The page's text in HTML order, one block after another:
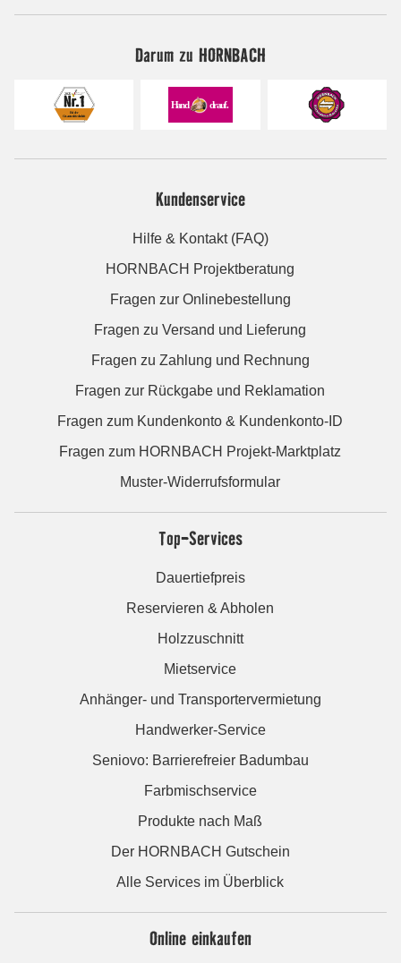
Darum zu HORNBACH
Kundenservice
Hilfe & Kontakt (FAQ)
HORNBACH Projektberatung
Fragen zur Onlinebestellung
Fragen zu Versand und Lieferung
Fragen zu Zahlung und Rechnung
Fragen zur Rückgabe und Reklamation
Fragen zum Kundenkonto & Kundenkonto-ID
Fragen zum HORNBACH Projekt-Marktplatz
Muster-Widerrufsformular
Top-Services
Dauertiefpreis
Reservieren & Abholen
Holzzuschnitt
Mietservice
Anhänger- und Transportervermietung
Handwerker-Service
Seniovo: Barrierefreier Badumbau
Farbmischservice
Produkte nach Maß
Der HORNBACH Gutschein
Alle Services im Überblick
Online einkaufen